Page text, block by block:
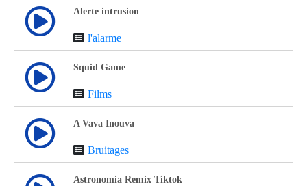
Alerte intrusion
l'alarme
Squid Game
Films
A Vava Inouva
Bruitages
Astronomia Remix Tiktok